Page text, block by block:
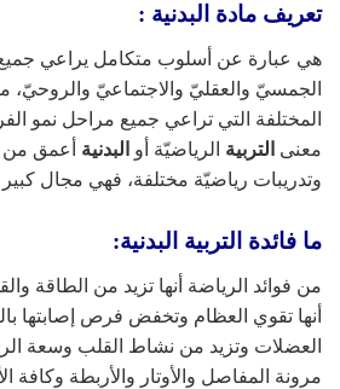
تعريف مادة البدنية :
هي عبارة عن أسلوب متكامل يراعي
الجمسيّ والعقليّ والاجتماعيّ والروحيّ،
المختلفة التي تراعي جميع مراحل نمو
معنى التربية الرياضيّة أو البدنية أعمق من
وتدريبات رياضيّة مختلفة، فهي مجال
ما فائدة التربية البدنية:
من فوائد الرياضة أنها تزيد من الطاقة
أنها تقوي العظام وتخفض فرص إصابتها
العضلات وتزيد من نشاط القلب وسعة
مرونة المفاصل والأوتار والأربطة وكافة